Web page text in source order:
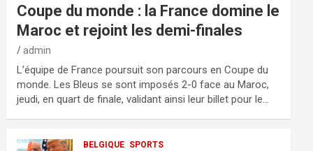
Coupe du monde : la France domine le
Maroc et rejoint les demi-finales
admin
L’équipe de France poursuit son parcours en Coupe du
monde. Les Bleus se sont imposés 2-0 face au Maroc,
jeudi, en quart de finale, validant ainsi leur billet pour le…
BELGIQUE SPORTS